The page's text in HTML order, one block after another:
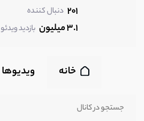
201 دنبال کننده
3.1 میلیون بازدید ویدئو
خانه ویدیوها